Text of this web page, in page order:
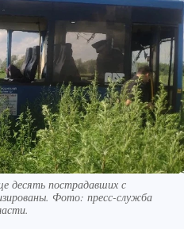
десять пострадавших с
Фото: пресс-служба